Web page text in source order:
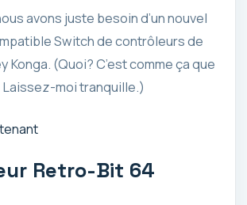
avons juste besoin d’un nouvel
Switch de contrôleurs de
Konga. (Quoi? C’est comme ça que
Laissez-moi tranquille.)
Retro-Bit 64